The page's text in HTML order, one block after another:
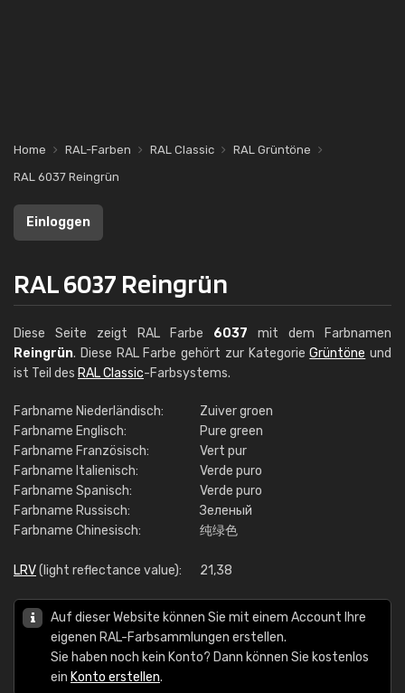
Home RAL-Farben RAL Classic
RAL Grüntöne
RAL 6037 Reingrün
Einloggen
RAL 6037 Reingrün
Diese Seite zeigt RAL Farbe 6037 mit dem Farbnamen
Reingrün. Diese RAL Farbe gehört zur KategorieGrüntöne und
ist Teil des RAL Classic-Farbsystems.
Farbname Niederländisch:
Zuiver groen
Farbname Englisch:
Pure green
Farbname Französisch:
Vert pur
Farbname Italienisch:
Verde puro
Farbname Spanisch:
Verde puro
Farbname Russisch:
Зеленый
Farbname Chinesisch:
纯绿色
LRV(light reflectance value): 21,38
Auf dieser Website können Sie mit einem Account Ihre
eigenen RAL-Farbsammlungen erstellen.
Sie haben noch kein Konto? Dann können Sie kostenlos
ein Konto erstellen.